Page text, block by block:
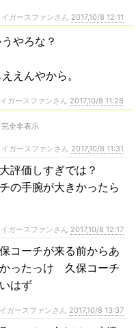
ガースファンさん 2017,10/8 12:11
やろな？
えんやから。
ガースファンさん 2017,10/8 11:28
全非表示
ガースファンさん 2017,10/8 11:31
評価しすぎでは？
の手腕が大きかったら
ガースファンさん 2017,10/8 12:17
コーチが来る前からあ
ったっけ 久保コーチ
はず
ガースファンさん 2017,10/8 13:37